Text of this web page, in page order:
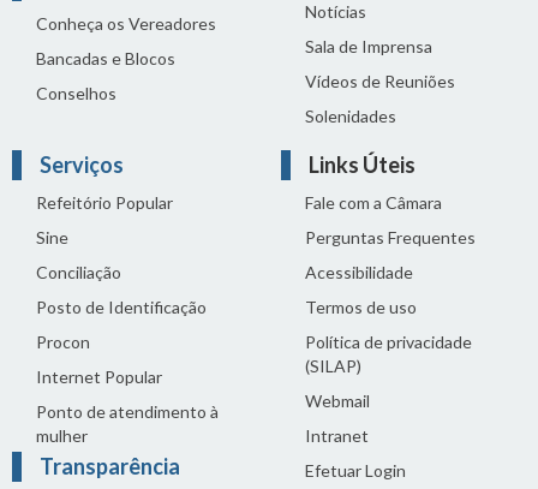
Conheça os Vereadores
Bancadas e Blocos
Conselhos
Notícias
Sala de Imprensa
Vídeos de Reuniões
Solenidades
Serviços
Refeitório Popular
Sine
Conciliação
Posto de Identificação
Procon
Internet Popular
Ponto de atendimento à
mulher
Transparência
Links Úteis
Fale com a Câmara
Perguntas Frequentes
Acessibilidade
Termos de uso
Política de privacidade
(SILAP)
Webmail
Intranet
Efetuar Login